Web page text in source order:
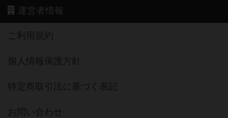
運営者情報
ご利用規約
個人情報保護方針
特定商取引法に基づく表記
お問い合わせ